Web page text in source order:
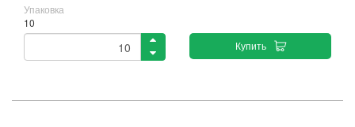
Упаковка
10
Купить